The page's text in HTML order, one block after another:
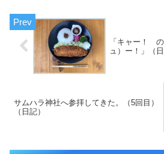
「キャー！
ュ）ー！」（日
サムハラ神社へ参拝してきた。（5回目）
（日記）